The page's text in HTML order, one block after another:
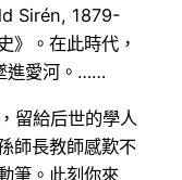
Sirén, 1879-
》。在此時代，
進愛河。……
留給后世的學人
師長教師感歎不
筆。此刻你來